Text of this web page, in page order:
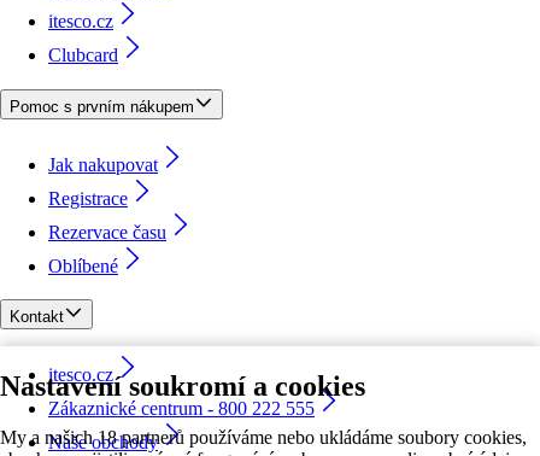
Nastavení soukromí a cookies
My a našich 18 partnerů používáme nebo ukládáme soubory cookies,
itesco.cz
Clubcard
Pomoc s prvním nákupem
Jak nakupovat
Registrace
Rezervace času
Oblíbené
Kontakt
itesco.cz
Zákaznické centrum - 800 222 555
Naše obchody